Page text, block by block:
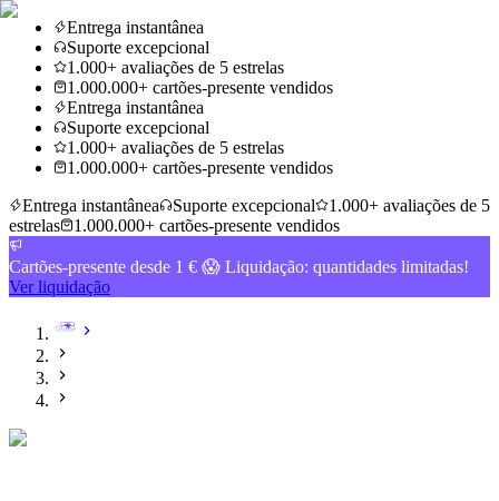
Entrega instantânea
Suporte excepcional
1.000+ avaliações de 5 estrelas
1.000.000+ cartões-presente vendidos
Entrega instantânea
Suporte excepcional
1.000+ avaliações de 5 estrelas
1.000.000+ cartões-presente vendidos
Entrega instantânea
Suporte excepcional
1.000+ avaliações de 5
estrelas
1.000.000+ cartões-presente vendidos
Cartões-presente desde 1 € 😱 Liquidação: quantidades limitadas!
Ver liquidação